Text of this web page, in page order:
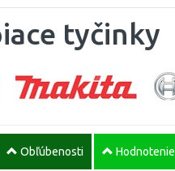
tyčinky
Obľúbenosti Hodnotenie